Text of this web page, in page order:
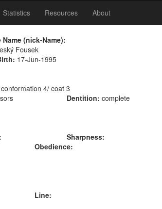
Statistics Resources About
(nick-Name):
Fousek
17-Jun-1995
conformation 4/ coat 3
Dentition: complete
Sharpness:
Obedience:
Line: